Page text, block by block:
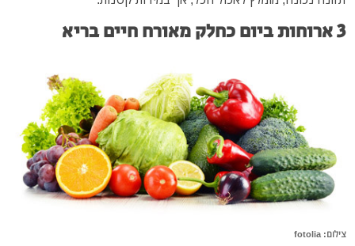
3 ארוחות ביום כחלק מאורח חיים בריא
צילום: fotolia